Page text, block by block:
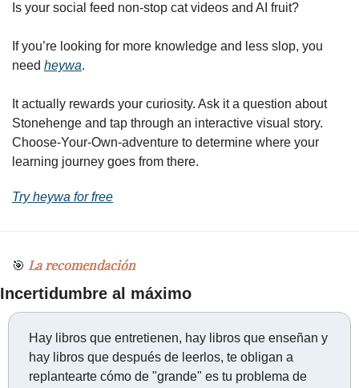
Is your social feed non-stop cat videos and AI fruit?
If you’re looking for more knowledge and less slop, you
need heywa.
It actually rewards your curiosity. Ask it a question about
Stonehenge and tap through an interactive visual story.
Choose-Your-Own-adventure to determine where your
learning journey goes from there.
Try heywa for free
🎯 La recomendación
Incertidumbre al máximo
Hay libros que entretienen, hay libros que enseñan y
hay libros que después de leerlos, te obligan a
replantearte cómo de "grande" es tu problema de